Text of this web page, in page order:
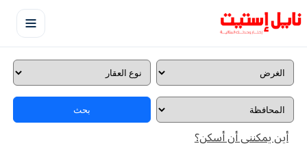
بحث
أين يمكننى أن أسكن؟